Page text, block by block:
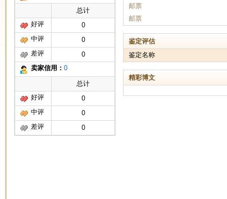
总计
好评
0
中评
0
差评
0
卖家信用： 0
总计
好评
0
中评
0
差评
0
邮票
邮票
鉴定评估
鉴定名称
精彩博文